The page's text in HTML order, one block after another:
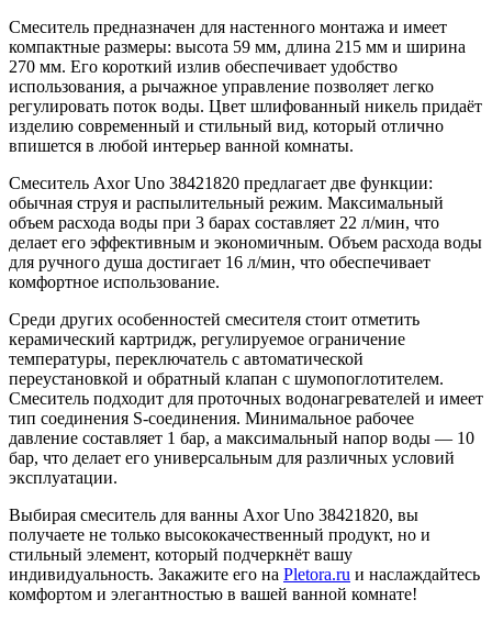
Смеситель предназначен для настенного монтажа и имеет
компактные размеры: высота 59 мм, длина 215 мм и ширина
270 мм. Его короткий излив обеспечивает удобство
использования, а рычажное управление позволяет легко
регулировать поток воды. Цвет шлифованный никель придаёт
изделию современный и стильный вид, который отлично
впишется в любой интерьер ванной комнаты.
Смеситель Axor Uno 38421820 предлагает две функции:
обычная струя и распылительный режим. Максимальный
объем расхода воды при 3 барах составляет 22 л/мин, что
делает его эффективным и экономичным. Объем расхода воды
для ручного душа достигает 16 л/мин, что обеспечивает
комфортное использование.
Среди других особенностей смесителя стоит отметить
керамический картридж, регулируемое ограничение
температуры, переключатель с автоматической
переустановкой и обратный клапан с шумопоглотителем.
Смеситель подходит для проточных водонагревателей и имеет
тип соединения S-соединения. Минимальное рабочее
давление составляет 1 бар, а максимальный напор воды — 10
бар, что делает его универсальным для различных условий
эксплуатации.
Выбирая смеситель для ванны Axor Uno 38421820, вы
получаете не только высококачественный продукт, но и
стильный элемент, который подчеркнёт вашу
индивидуальность. Закажите его на Pletora.ru и наслаждайтесь
комфортом и элегантностью в вашей ванной комнате!